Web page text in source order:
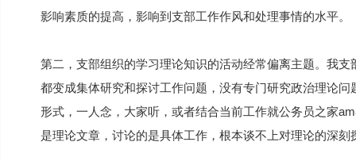
影响素质的提高，影响到支部工作作风和处理事情的水平。
第二，支部组织的学习理论知识的活动经常偏离主题。我
都变成集体研究和探讨工作问题，没有专门研究政治理论
形式，一人念，大家听，或者结合当前工作就公务员之家
是理论文章，讨论的是具体工作，根本谈不上对理论的深刻